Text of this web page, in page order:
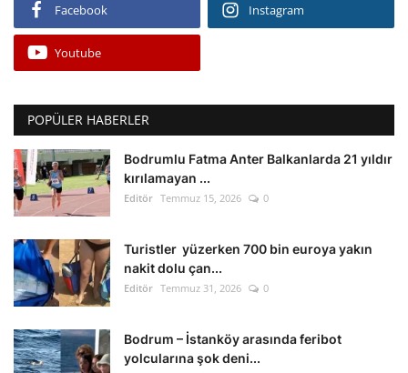
Facebook Instagram
Youtube
POPÜLER HABERLER
Bodrumlu Fatma Anter Balkanlarda 21 yıldır
kırılamayan ...
Editör Temmuz 15, 2026 0
Turistler yüzerken 700 bin euroya yakın
nakit dolu çan...
Editör Temmuz 31, 2026 0
Bodrum – İstanköy arasında feribot
yolcularına şok deni...